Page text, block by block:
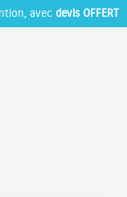
avec devis OFFERT